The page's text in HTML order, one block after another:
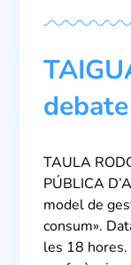
TAULA
PÚBLICA
model de
consum».
les 18 hores.